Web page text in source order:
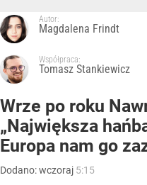
Autor:
Magdalena Frindt
Współpraca:
Tomasz Stankiewicz
Wrze po roku
„Największa
Europa nam go
Dodano:wczoraj 5:15